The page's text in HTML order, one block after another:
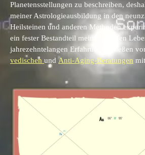
Planetensstellungen zu beschreiben,
meiner Astrologieausbildung in den
Heilsteinen und anderen Methoden
ein fester Bestandteil meiner eigenen
jahrezehntelangen Erfahrungen fließen
vedischen undAnti-Aging-Beratungen